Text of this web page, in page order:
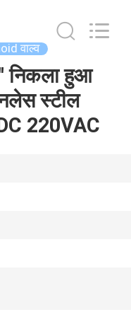
वाल्व
निकला हुआ
स्टील
220VAC